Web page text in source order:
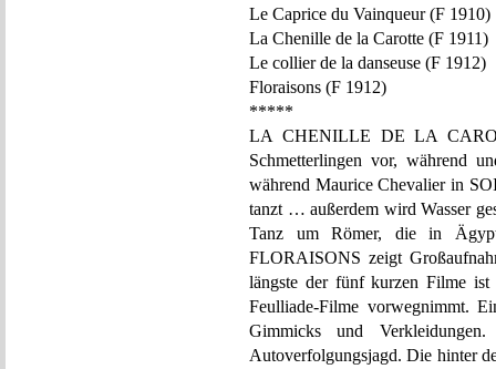
Le Caprice du Vainqueur (F 1910)
La Chenille de la Carotte (F 1911)
Le collier de la danseuse (F 1912)
Floraisons (F 1912)
*****
LA CHENILLE DE LA
Schmetterlingen vor, während
während Maurice Chevalier in
tanzt … außerdem wird Wasser
Tanz um Römer, die in
FLORAISONS zeigt
längste der fünf kurzen Filme
Feulliade-Filme vorwegnimmt.
Gimmicks und
Autoverfolgungsjagd. Die hinter